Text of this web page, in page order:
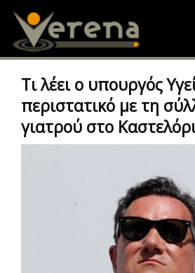
content
Τι λέει ο υπουργός
περιστατικό με τη
γιατρού στο